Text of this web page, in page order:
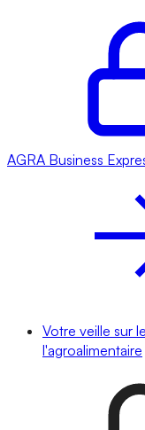
AGRA Business
Votre veille sur
l'agroalimentaire